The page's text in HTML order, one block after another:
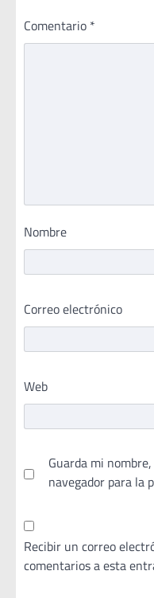
Comentario *
Nombre
Correo electrónico
Web
Guarda mi
navegador para la
Recibir un correo
comentarios a esta